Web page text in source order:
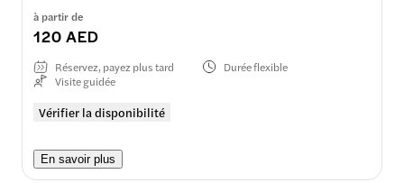
à partir de
120 AED
Vérifier la disponibilité
Réservez, payez plus tard
Durée flexible
Visite guidée
En savoir plus